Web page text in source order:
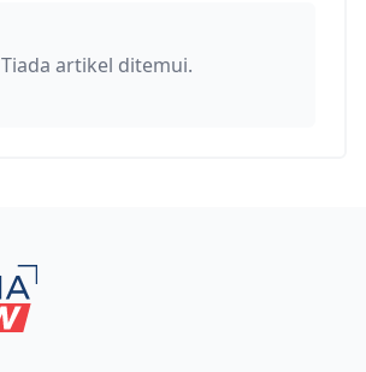
Tiada artikel ditemui.